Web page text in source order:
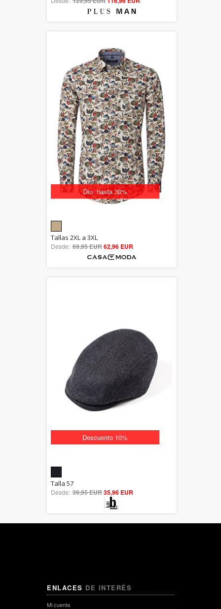
Dto. hasta 30%
5.00
out of 5
Tallas 2XL a 3XL
Desde: 69,95 EUR62,96 EUR
Descuento 10%
out of 5
Talla 57
Desde: 39,95 EUR35,96 EUR
ENLACES DE INTERÉS
Mi cuenta